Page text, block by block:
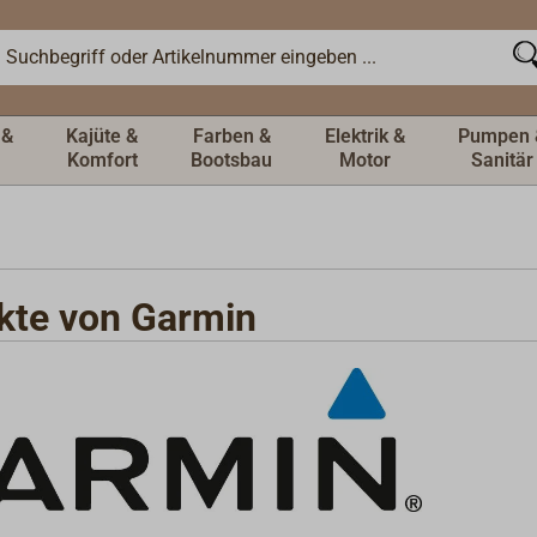
Kajüte &
Komfort
Farben &
Bootsbau
Elektrik &
Motor
Pumpen
Sanitär
von Garmin